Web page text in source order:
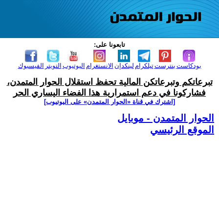
تابعونا على:
الفيسبوك التويتر اليوتيوب الانستغرام لينكدإن تيلكرامبنترست بودكاست
تبرعاتكم وتبرعاتكن المالية تحفظ استقلال الحوار المتمدن،
فشاركونا في دعم استمرارية هذا الفضاء اليساري الحر
[اشترك في قناة ‫«الحوار المتمدن» على اليوتيوب]
الحوار المتمدن - موبايل
الموقع الرئيسي